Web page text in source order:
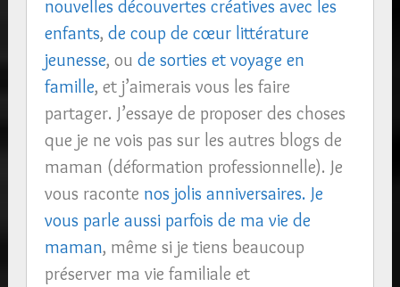
nouvelles découvertes créatives avec les
enfants, de coup de cœur littérature
jeunesse, ou de sorties et voyage en
famille, et j’aimerais vous les faire
partager. J’essaye de proposer des choses
que je ne vois pas sur les autres blogs de
maman (déformation professionnelle). Je
vous raconte nos jolis anniversaires. Je
vous parle aussi parfois de ma vie de
maman, même si je tiens beaucoup
préserver ma vie familiale et